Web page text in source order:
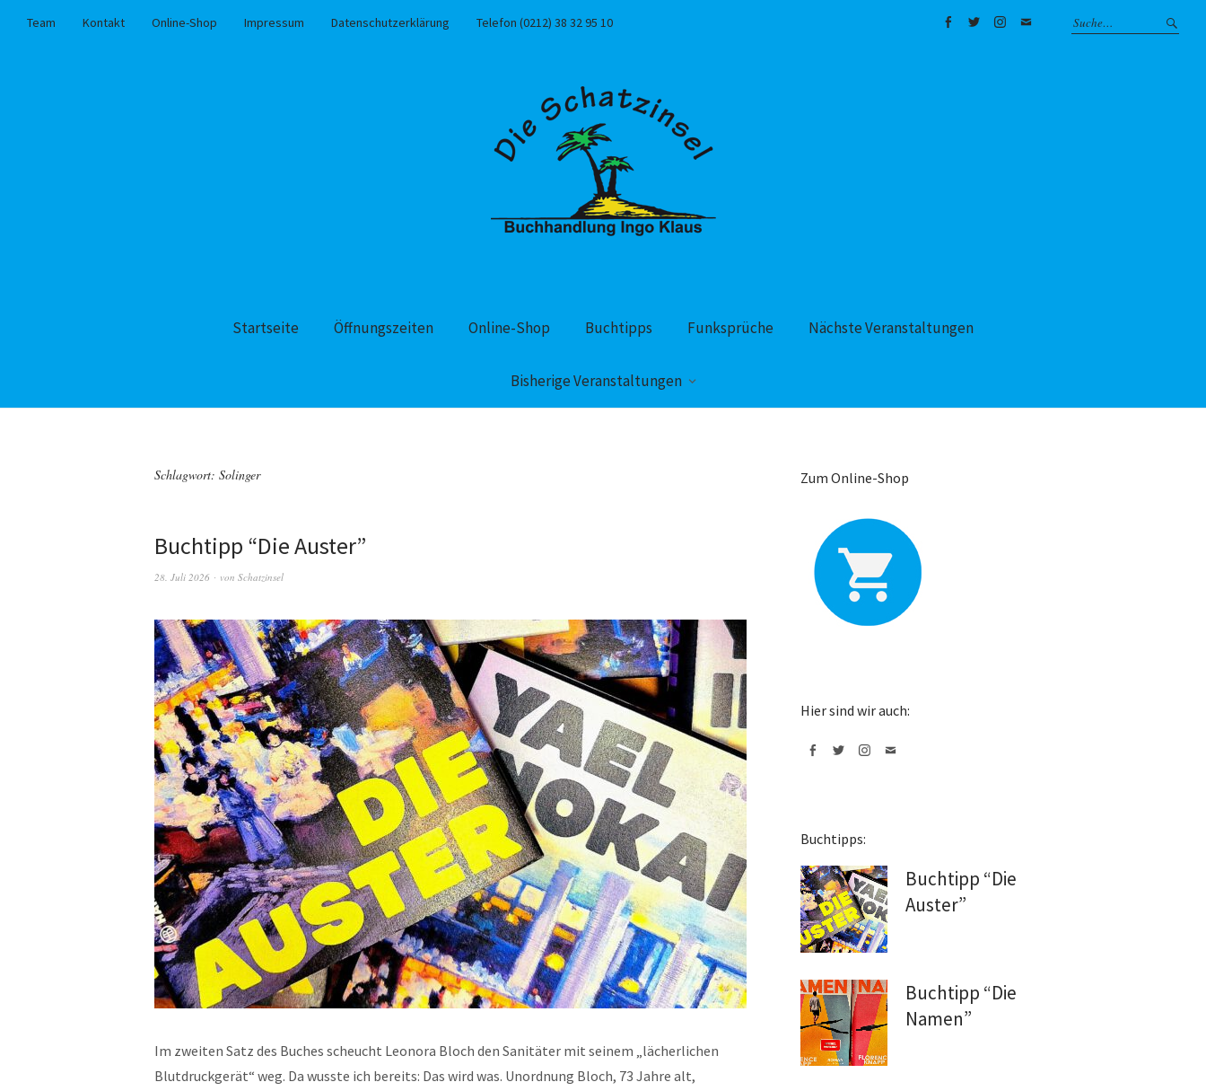
Team Kontakt Online-Shop Impressum Datenschutzerklärung
Telefon (0212) 38 32 95 10
Startseite Öffnungszeiten Online-Shop Buchtipps Funksprüche Nächste Veranstaltungen
Bisherige Veranstaltungen
Schlagwort: Solinger
Buchtipp “Die Auster”
28. Juli 2026 von Schatzinsel
Im zweiten Satz des Buches scheucht Leonora Bloch den Sanitäter mit seinem „lächerlichen
Blutdruckgerät“ weg. Da wusste ich bereits: Das wird was. Unordnung Bloch, 73 Jahre alt,
Zum Online-Shop
Hier sind wir auch:
Buchtipps:
Buchtipp “Die
Auster”
Buchtipp “Die
Namen”